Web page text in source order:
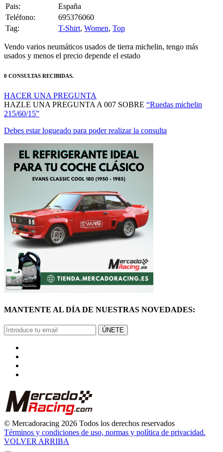
Pais:
España
Teléfono:
695376060
Tag:
T-Shirt, Women, Top
Vendo varios neumáticos usados de tierra michelin, tengo más
usados y menos el precio depende el estado
0 CONSULTAS RECIBIDAS.
HACER UNA PREGUNTA
HAZLE UNA PREGUNTA A 007 SOBRE “Ruedas michelin
215/60/15”
Debes estar logueado para poder realizar la consulta
MANTENTE AL DÍA DE NUESTRAS NOVEDADES:
ÚNETE
© Mercadoracing 2026 Todos los derechos reservados
Términos y condiciones de uso, normas y política de privacidad.
VOLVER ARRIBA